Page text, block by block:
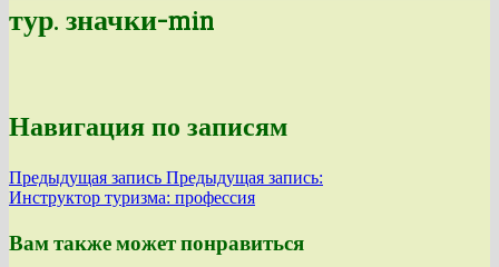
тур. значки-min
Навигация по записям
Предыдущая запись Предыдущая запись:
Инструктор туризма: профессия
Вам также может понравиться